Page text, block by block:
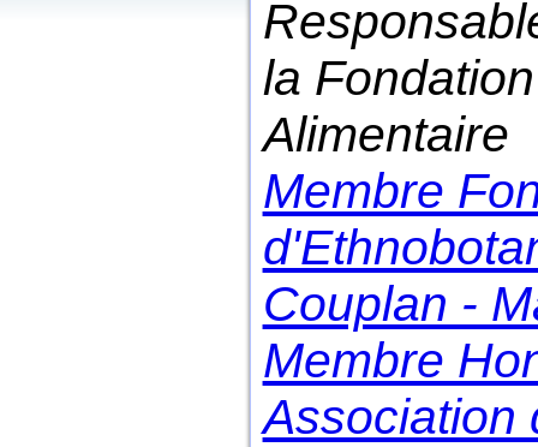
la
Alimentaire
Membre
Couplan -
Membre
Association